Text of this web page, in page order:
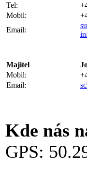
Tel:
Mobil:
Email:
Majitel
Mobil:
Email:
Kde nás
GPS: